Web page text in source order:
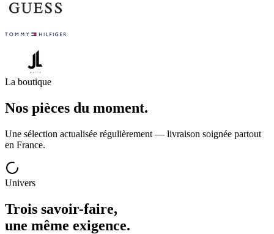
La boutique
Nos pièces du moment.
Une sélection actualisée régulièrement — livraison soignée partout
en France.
Univers
Trois savoir-faire,
une même exigence.